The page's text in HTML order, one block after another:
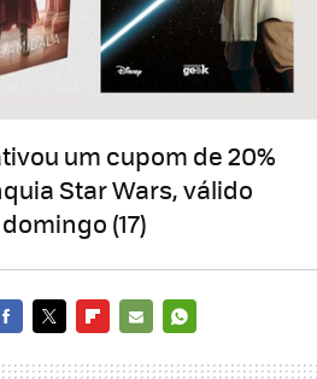
um cupom de 20%
Star Wars, válido
(17)